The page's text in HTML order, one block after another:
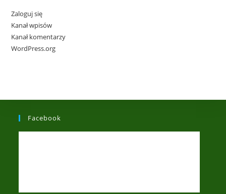
Zaloguj się
Kanał wpisów
Kanał komentarzy
WordPress.org
Facebook